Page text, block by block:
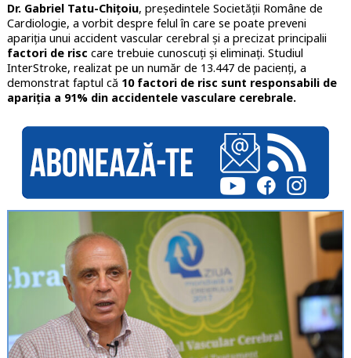
Dr. Gabriel Tatu-Chițoiu, președintele Societății Române de
Cardiologie, a vorbit despre felul în care se poate preveni
apariția unui accident vascular cerebral și a precizat principalii
factori de risc care trebuie cunoscuți și eliminați. Studiul
InterStroke, realizat pe un număr de 13.447 de pacienți, a
demonstrat faptul că 10 factori de risc sunt responsabili de
apariția a 91% din accidentele vasculare cerebrale.